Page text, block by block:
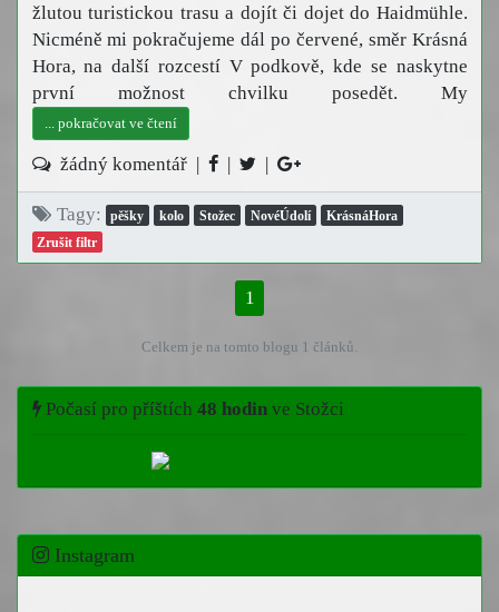
žlutou turistickou trasu a dojít či dojet do Haidmühle.
Nicméně mi pokračujeme dál po červené, směr Krásná
Hora, na další rozcestí V podkově, kde se naskytne
první možnost chvilku posedět. My
... pokračovat ve čtení
žádný komentář | | |
Tagy: pěšky kolo Stožec NovéÚdolí
KrásnáHora
Zrušit filtr
1
Celkem je na tomto blogu 1 článků.
Počasí pro příštích 48 hodinve Stožci
Instagram